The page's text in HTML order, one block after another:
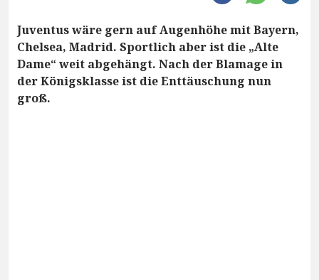
Juventus wäre gern auf Augenhöhe mit Bayern,
Chelsea, Madrid. Sportlich aber ist die „Alte
Dame“ weit abgehängt. Nach der Blamage in
der Königsklasse ist die Enttäuschung nun
groß.